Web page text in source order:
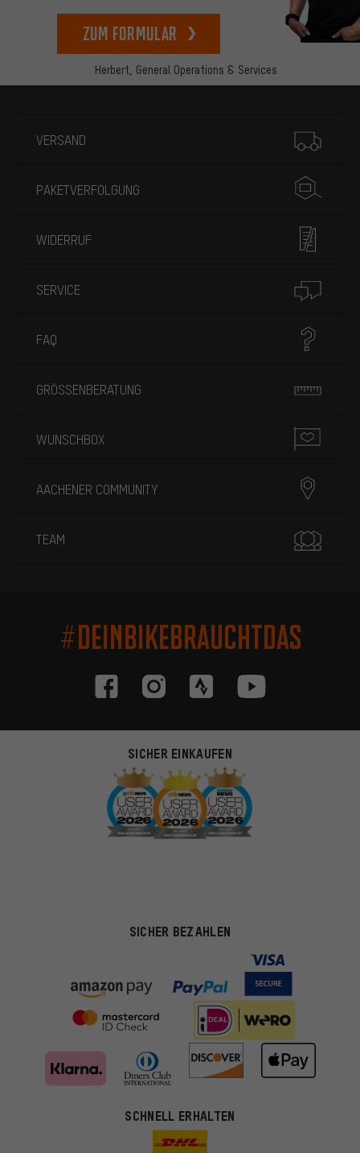
Herbert, General Operations & Services
zum Formular
VERSAND
PAKETVERFOLGUNG
WIDERRUF
SERVICE
FAQ
GRÖSSENBERATUNG
WUNSCHBOX
AACHENER COMMUNITY
TEAM
#DEINBIKEBRAUCHTDAS
SICHER EINKAUFEN
SICHER BEZAHLEN
SCHNELL ERHALTEN